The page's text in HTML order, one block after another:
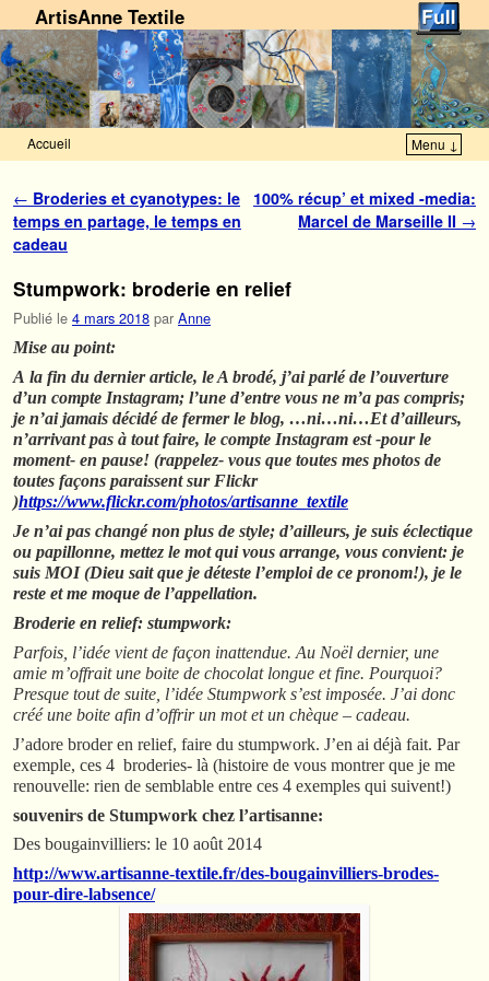
ArtisAnne Textile
Accueil Menu ↓
Navigation des articles
← Broderies et cyanotypes: le
temps en partage, le temps en
cadeau
100% récup’ et mixed -media:
Marcel de Marseille II →
Stumpwork: broderie en relief
Publié le 4 mars 2018 par Anne
Mise au point:
A la fin du dernier article, le A brodé, j’ai parlé de l’ouverture
d’un compte Instagram; l’une d’entre vous ne m’a pas compris;
je n’ai jamais décidé de fermer le blog, …ni…ni…Et d’ailleurs,
n’arrivant pas à tout faire, le compte Instagram est -pour le
moment- en pause! (rappelez- vous que toutes mes photos de
toutes façons paraissent sur Flickr
)https://www.flickr.com/photos/artisanne_textile
Je n’ai pas changé non plus de style; d’ailleurs, je suis éclectique
ou papillonne, mettez le mot qui vous arrange, vous convient: je
suis MOI (Dieu sait que je déteste l’emploi de ce pronom!), je le
reste et me moque de l’appellation.
Broderie en relief: stumpwork:
Parfois, l’idée vient de façon inattendue. Au Noël dernier, une
amie m’offrait une boite de chocolat longue et fine. Pourquoi?
Presque tout de suite, l’idée Stumpwork s’est imposée. J’ai donc
créé une boite afin d’offrir un mot et un chèque – cadeau.
J’adore broder en relief, faire du stumpwork. J’en ai déjà fait. Par
exemple, ces 4 broderies- là (histoire de vous montrer que je me
renouvelle: rien de semblable entre ces 4 exemples qui suivent!)
souvenirs de Stumpwork chez l’artisanne:
Des bougainvilliers: le 10 août 2014
http://www.artisanne-textile.fr/des-bougainvilliers-brodes-
pour-dire-labsence/